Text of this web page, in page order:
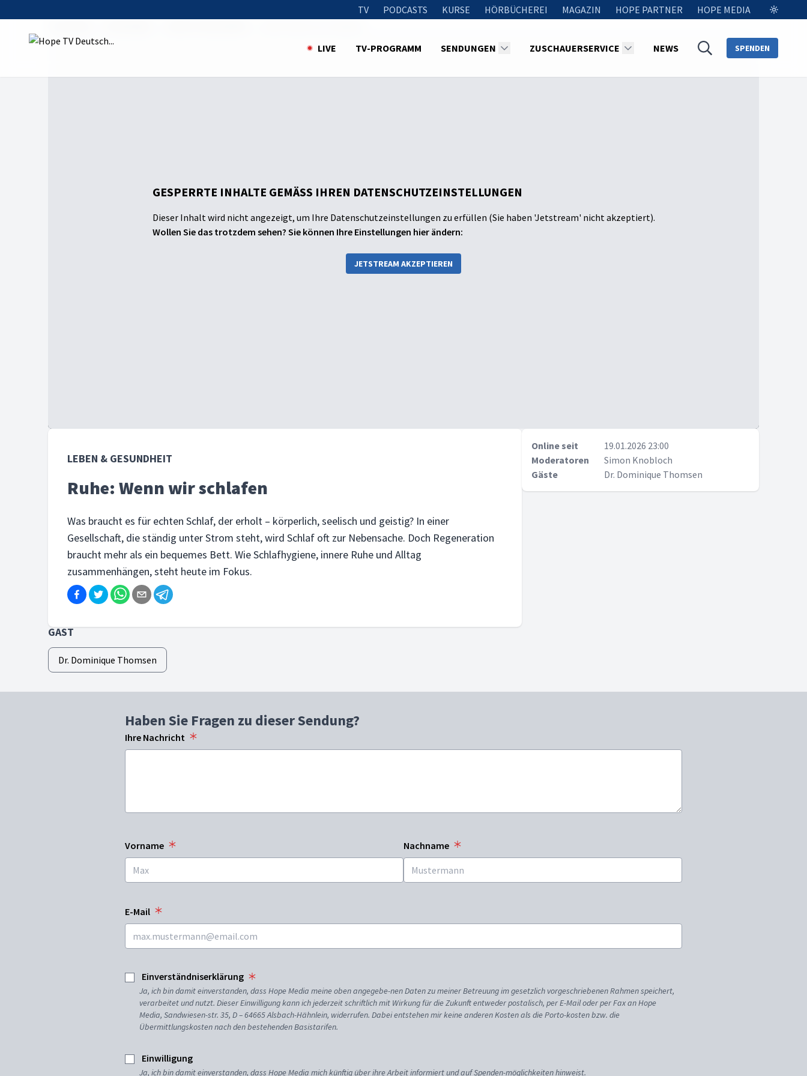
TV PODCASTS KURSE HÖRBÜCHEREI MAGAZIN HOPE PARTNER HOPE MEDIA
LIVE TV-PROGRAMM SENDUNGEN ZUSCHAUERSERVICE NEWS SPENDEN
GESPERRTE INHALTE GEMÄSS IHREN DATENSCHUTZEINSTELLUNGEN
Dieser Inhalt wird nicht angezeigt, um Ihre Datenschutzeinstellungen zu erfüllen (Sie haben 'Jetstream' nicht akzeptiert).
Wollen Sie das trotzdem sehen? Sie können Ihre Einstellungen hier ändern:
JETSTREAM AKZEPTIEREN
LEBEN & GESUNDHEIT
Ruhe: Wenn wir schlafen
Was braucht es für echten Schlaf, der erholt – körperlich, seelisch und geistig? In einer
Gesellschaft, die ständig unter Strom steht, wird Schlaf oft zur Nebensache. Doch Regeneration
braucht mehr als ein bequemes Bett. Wie Schlafhygiene, innere Ruhe und Alltag
zusammenhängen, steht heute im Fokus.
GAST
Dr. Dominique Thomsen
Online seit
19.01.2026 23:00
Moderatoren
Simon Knobloch
Gäste
Dr. Dominique Thomsen
Haben Sie Fragen zu dieser Sendung?
Ihre Nachricht
Vorname Nachname
E-Mail
Einverständniserklärung
Ja, ich bin damit einverstanden, dass Hope Media meine oben angegebe-nen Daten zu meiner Betreuung im gesetzlich vorgeschriebenen Rahmen speichert,
verarbeitet und nutzt. Dieser Einwilligung kann ich jederzeit schriftlich mit Wirkung für die Zukunft entweder postalisch, per E-Mail oder per Fax an Hope
Media, Sandwiesen-str. 35, D – 64665 Alsbach-Hähnlein, widerrufen. Dabei entstehen mir keine anderen Kosten als die Porto-kosten bzw. die
Übermittlungskosten nach den bestehenden Basistarifen.
Einwilligung
Ja, ich bin damit einverstanden, dass Hope Media mich künftig über ihre Arbeit informiert und auf Spenden-möglichkeiten hinweist.